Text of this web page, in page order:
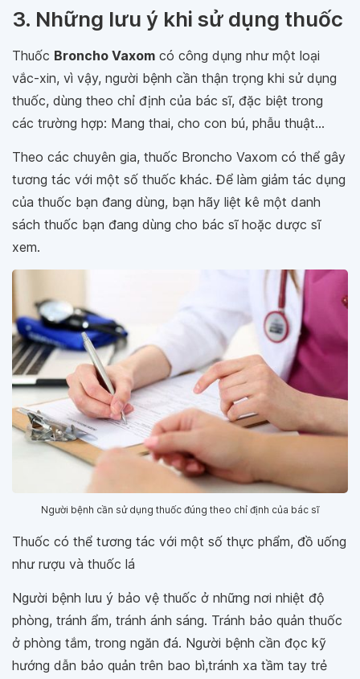
3. Những lưu ý khi sử dụng thuốc
Thuốc Broncho Vaxom có công dụng như một loại
vắc-xin, vì vậy, người bệnh cần thận trọng khi sử dụng
thuốc, dùng theo chỉ định của bác sĩ, đặc biệt trong
các trường hợp: Mang thai, cho con bú, phẫu thuật...
Theo các chuyên gia, thuốc Broncho Vaxom có thể gây
tương tác với một số thuốc khác. Để làm giảm tác dụng
của thuốc bạn đang dùng, bạn hãy liệt kê một danh
sách thuốc bạn đang dùng cho bác sĩ hoặc dược sĩ
xem.
Người bệnh cần sử dụng thuốc đúng theo chỉ định của bác sĩ
Thuốc có thể tương tác với một số thực phẩm, đồ uống
như rượu và thuốc lá
Người bệnh lưu ý bảo vệ thuốc ở những nơi nhiệt độ
phòng, tránh ẩm, tránh ánh sáng. Tránh bảo quản thuốc
ở phòng tắm, trong ngăn đá. Người bệnh cần đọc kỹ
hướng dẫn bảo quản trên bao bì,tránh xa tầm tay trẻ